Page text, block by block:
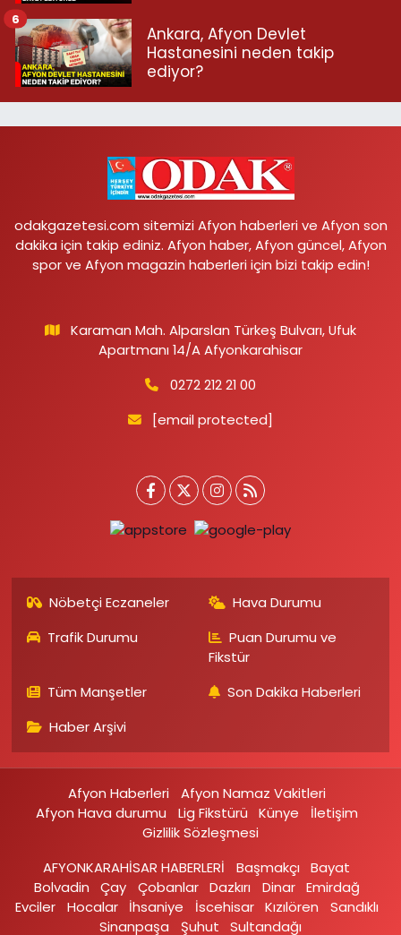
Ankara, Afyon Devlet
Hastanesini neden takip
ediyor?
6
odakgazetesi.com sitemizi Afyon haberleri ve Afyon son
dakika için takip ediniz. Afyon haber, Afyon güncel, Afyon
spor ve Afyon magazin haberleri için bizi takip edin!
Karaman Mah. Alparslan Türkeş Bulvarı, Ufuk
Apartmanı 14/A Afyonkarahisar
0272 212 21 00
[email protected]
Nöbetçi Eczaneler
Hava Durumu
Trafik Durumu
Puan Durumu ve
Fikstür
Tüm Manşetler
Son Dakika Haberleri
Haber Arşivi
Afyon Haberleri
Afyon Namaz Vakitleri
Afyon Hava durumu
Lig Fikstürü Künye
İletişim
Gizlilik Sözleşmesi
AFYONKARAHİSAR HABERLERİ
Başmakçı
Bayat
Bolvadin
Çay Çobanlar Dazkırı Dinar Emirdağ‎
Evciler‎
Hocalar İhsaniye‎ İscehisar Kızılören‎
Sandıklı‎
Sinanpaşa
Şuhut Sultandağı